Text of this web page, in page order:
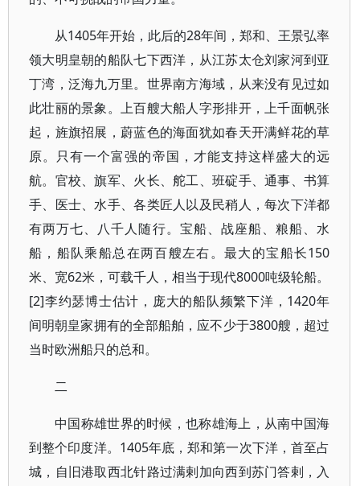
从1405年开始，此后的28年间，郑和、王景弘率
领大明皇朝的船队七下西洋，从江苏太仓刘家河到亚
丁湾，泛海九万里。世界南方海域，从来没有见过如
此壮丽的景象。上百艘大船人字形排开，上千面帆张
起，旌旗招展，蔚蓝色的海面犹如春天开满鲜花的草
原。只有一个富强的帝国，才能支持这样盛大的远
航。官校、旗军、火长、舵工、班碇手、通事、书算
手、医士、水手、各类匠人以及民稍人，每次下洋都
有两万七、八千人随行。宝船、战座船、粮船、水
船，船队乘船总在两百艘左右。最大的宝船长150
米、宽62米，可载千人，相当于现代8000吨级轮船。
[2]李约瑟博士估计，庞大的船队频繁下洋，1420年
间明朝皇家拥有的全部船舶，应不少于3800艘，超过
当时欧洲船只的总和。
二
中国称雄世界的时候，也称雄海上，从南中国海
到整个印度洋。1405年底，郑和第一次下洋，首至占
城，自旧港取西北针路过满剌加向西到苏门答剌，入